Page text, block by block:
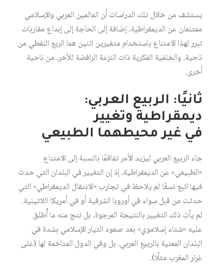
يستشف من خلال تلك الدراسات أن العالمين العربي والإسلامي
ممتنعان عن الديمقراطية، إضافة إلى الحاجة إلى إبداع مقاربات
تبرر لهذا الامتناع باستخدام متغيرين اثنين هما الريع النفطي من
ناحية، والخلفية الفكرية ذات النزعة الرافضة للآخر، من ناحية
أخرى.
ثانيًا: الربيع العربي:
ديمقراطية وتغيير
في غير محيطهما الطبيعي
جاء الربيع العربي ليزيد الأمر تفاقمًا بالنسبة إلى الامتناع
«الطبيعي» عن الديمقراطية، إذ إن التغيير في البلدان التي حدث
فيها اتبع نسقًا لم يلاحظ في تجارب «الانتقال الديمقراطي» التي
حدثت من قبل سواء في أوروبا الشرقية أو في أمريكا اللاتينية.
لم يأتِ ذلك التغيير بالنتيجة المرجوة، بل نتج منه ما أُطلق
عليه «شتاء إسلاموي» بعد صعود التيار الإسلامي بشدة في
البلدان المعنية بالربيع العربي، بل وفي الدول المتاخمة لها (على
غرار المغرب مثلًا).